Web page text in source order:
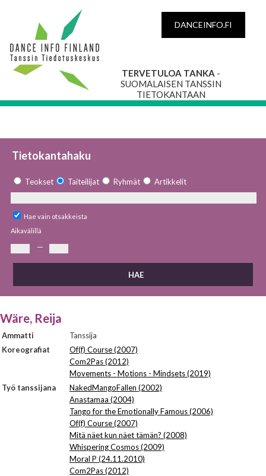
DANCEINFO.FI
TERVETULOA TANKA -
SUOMALAISEN TANSSIN
TIETOKANTAAN
Tietokantahaku
Teokset Taiteilijat Ryhmät Artikkelit
Hae vain otsakkeista
Aikavälillä
—
Wäre, Reija
Ammatti
Tanssija
Koreografiat
Of(f) Course (2007)
Com2Pas (2012)
Movements - Motions - Mindsets (2019)
Työ tanssijana
NakedMangoFallen (2002)
Anastamaa (2004)
Tango for the Emotionally Famous (2006)
Of(f) Course (2007)
Mitä näet kun näet tämän? (2008)
Whispering Cosmos (2009)
Moral P (24.11.2010)
Com2Pas (2012)